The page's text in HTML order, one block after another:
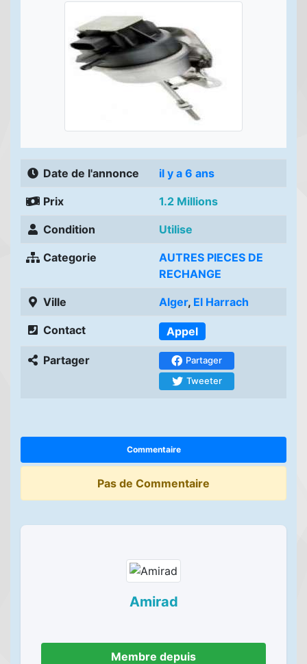
Date de l'annonce il y a 6 ans
Prix 1.2 Millions
Condition Utilise
Categorie
AUTRES PIECES DE
RECHANGE
Ville Alger, El Harrach
Contact Appel
Partager
Partager
Tweeter
Commentaire
Pas de Commentaire
Amirad
Membre depuis